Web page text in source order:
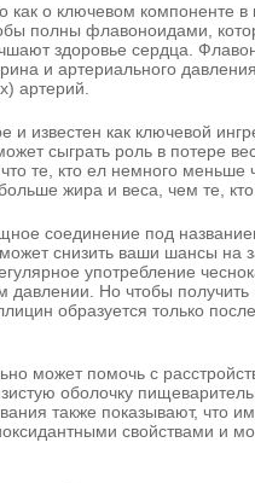
как о ключевом компоненте
полны флавоноидами,
здоровье сердца.
и артериального
артерий.
и известен как ключевой
сыграть роль в потере
те, кто ел немного меньше
жира и веса, чем те,
соединение под
снизить ваши шансы на
употребление
давлении. Но чтобы получить
образуется только
может помочь с
оболочку
также показывают, что
свойствами и